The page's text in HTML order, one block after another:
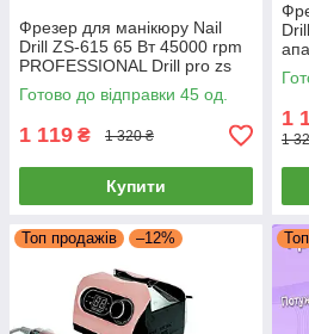
Фрезер для манікюру Nail
Drill ZS-615 65 Вт 45000 rpm
PROFESSIONAL Drill pro zs
615
Готово до відправки 45 од.
1 119 ₴ 1 320 ₴
Купити
615
1
1
Топ продажів –12%